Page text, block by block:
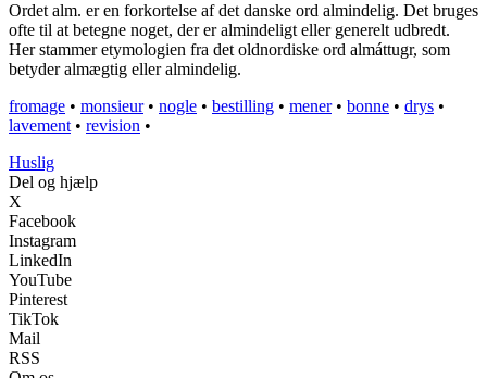
Ordet alm. er en forkortelse af det danske ord almindelig. Det bruges
ofte til at betegne noget, der er almindeligt eller generelt udbredt.
Her stammer etymologien fra det oldnordiske ord almáttugr, som
betyder almægtig eller almindelig.
fromage • monsieur• nogle • bestilling • mener• bonne • drys •
lavement • revision •
Huslig
Del og hjælp
X
Facebook
Instagram
LinkedIn
YouTube
Pinterest
TikTok
Mail
RSS